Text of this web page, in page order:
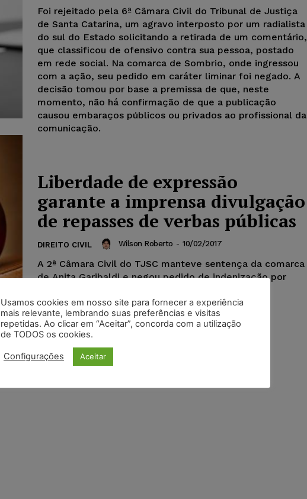
Foi rejeitado pela 6ª Câmara Civil do Tribunal de Justiça
de Santa Catarina, um agravo interposto por um radialista
do sul do Estado solicitando a retirada de um comentário,
que classificou de ofensivo contra sua pessoa, postado
em rede social. Na comarca de Sombrio, onde ingressou
com a ação, seu pedido em caráter liminar foi negado. A
decisão tomou por base a premissa de que, neste
momento, não há confirmação de que a publicação
causou embaraços públicos ou privados ao profissional da
comunicação.
Liberdade de expressão
garante a imprensa divulgação
de repasses de verbas públicas
DIREITO CIVIL Wilson Roberto - 10/02/2017
A 2ª Câmara Civil do TJSC manteve sentença da comarca
de Anita Garibaldi e negou pedido de indenização por
Usamos cookies em nosso site para fornecer a experiência
mais relevante, lembrando suas preferências e visitas
repetidas. Ao clicar em “Aceitar”, concorda com a utilização
de TODOS os cookies.
Configurações Aceitar